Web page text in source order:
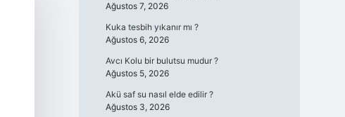
Ağustos 7, 2026
Kuka tesbih yıkanır mı ?
Ağustos 6, 2026
Avcı Kolu bir bulutsu mudur ?
Ağustos 5, 2026
Akü saf su nasıl elde edilir ?
Ağustos 3, 2026